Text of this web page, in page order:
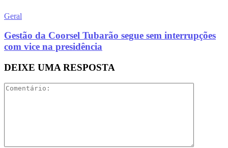
Geral
Gestão da Coorsel Tubarão segue sem interrupções
com vice na presidência
DEIXE UMA RESPOSTA